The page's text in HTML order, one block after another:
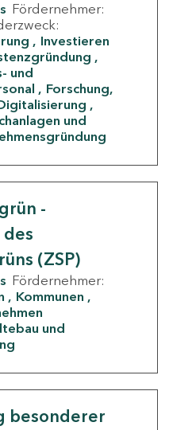
Fördernehmer:
Investieren
und
Forschung,
und
-
(ZSP)
Fördernehmer:
Kommunen
und
besonderer